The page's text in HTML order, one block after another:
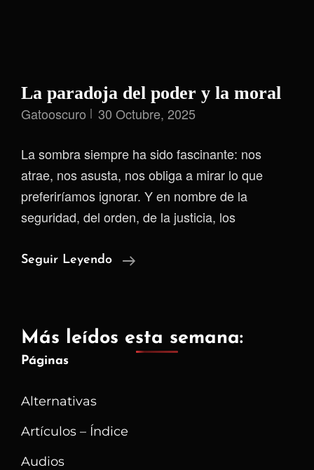
La paradoja del poder y la moral
Gatooscuro 30 Octubre, 2025
La sombra siempre ha sido fascinante: nos
atrae, nos asusta, nos obliga a mirar lo que
preferiríamos ignorar. Y en nombre de la
seguridad, del orden, de la justicia, los
Seguir Leyendo
La
Y
Más leídos esta semana:
Páginas
Alternativas
Artículos – Índice
Audios